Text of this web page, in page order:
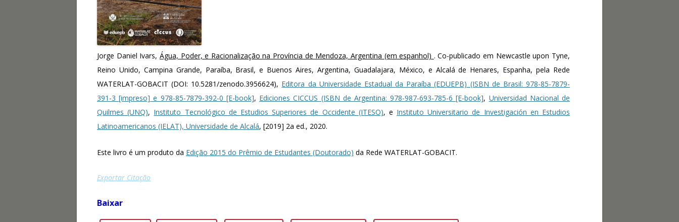
Jorge Daniel Ivars, Água, Poder, e Racionalização na Província de Mendoza, Argentina (em espanhol) . Co-publicado em Newcastle upon Tyne,
Reino Unido, Campina Grande, Paraíba, Brasil, e Buenos Aires, Argentina, Guadalajara, México, e Alcalá de Henares, Espanha, pela Rede
WATERLAT-GOBACIT (DOI: 10.5281/zenodo.3956624), Editora da Universidade Estadual da Paraíba (EDUEPB) (ISBN de Brasil: 978-85-7879-
391-3 [impreso] e 978-85-7879-392-0 [E-book], Ediciones CICCUS (ISBN de Argentina: 978-987-693-785-6 [E-book], Universidad Nacional de
Quilmes (UNQ), Instituto Tecnológico de Estudios Superiores de Occidente (ITESO), e Instituto Universitario de Investigación en Estudios
Latinoamericanos (IELAT), Universidade de Alcalá, [2019] 2a ed., 2020.
Este livro é um produto da Edição 2015 do Prêmio de Estudantes (Doutorado) da Rede WATERLAT-GOBACIT.
Exportar Citação
Baixar